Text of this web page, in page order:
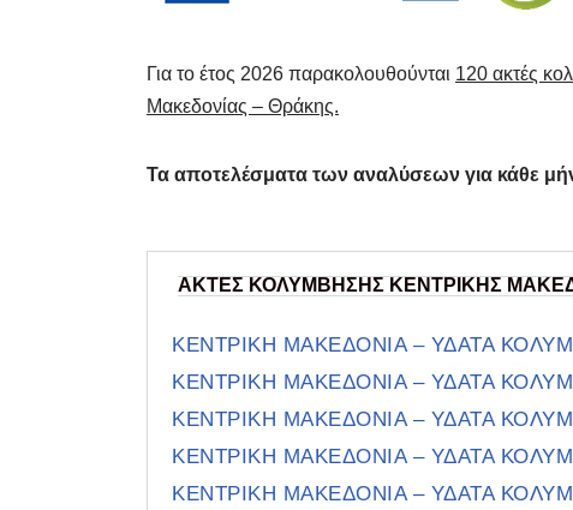
Για το έτος 2026 παρακολουθούνται 120 ακτές
Μακεδονίας – Θράκης.
Τα αποτελέσματα των αναλύσεων για κάθε
ΑΚΤΕΣ ΚΟΛΥΜΒΗΣΗΣ ΚΕΝΤΡΙΚΗΣ
ΚΕΝΤΡΙΚΗ ΜΑΚΕΔΟΝΙΑ – ΥΔΑΤΑ
ΚΕΝΤΡΙΚΗ ΜΑΚΕΔΟΝΙΑ – ΥΔΑΤΑ
ΚΕΝΤΡΙΚΗ ΜΑΚΕΔΟΝΙΑ – ΥΔΑΤΑ
ΚΕΝΤΡΙΚΗ ΜΑΚΕΔΟΝΙΑ – ΥΔΑΤΑ
ΚΕΝΤΡΙΚΗ ΜΑΚΕΔΟΝΙΑ – ΥΔΑΤΑ